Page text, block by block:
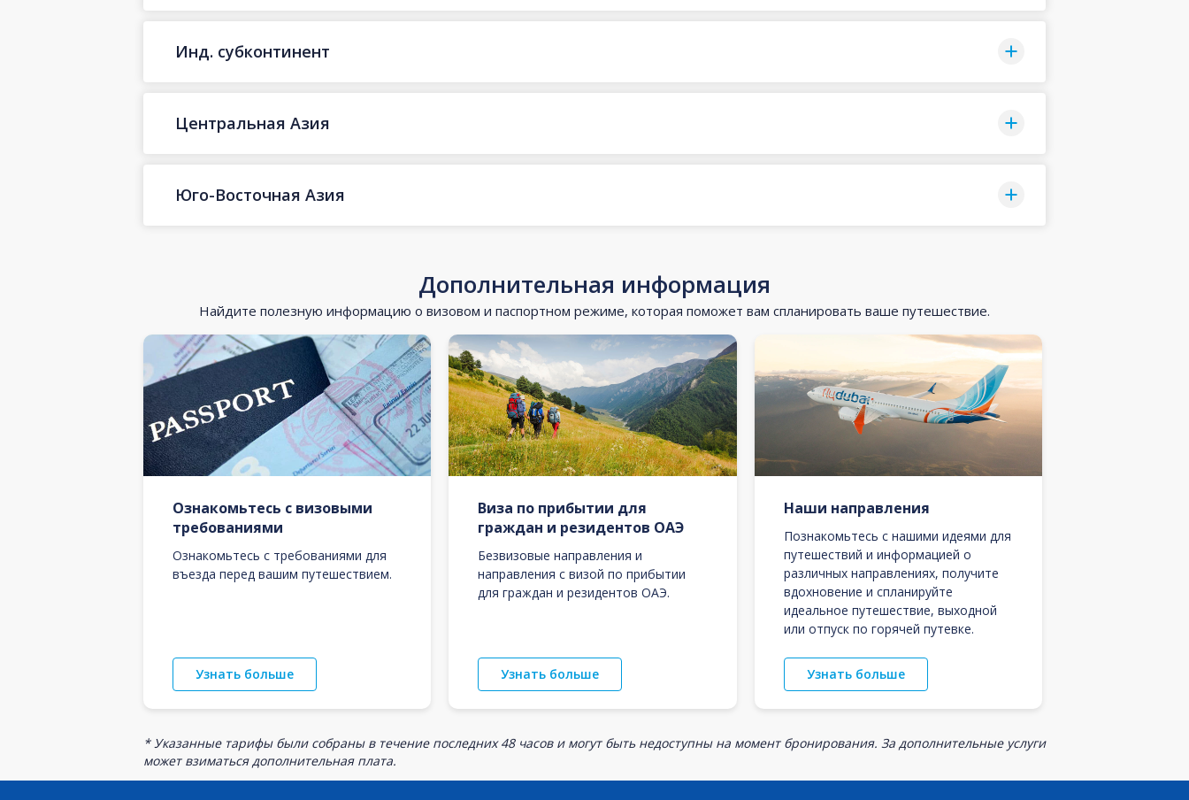
Инд. субконтинент
Центральная Азия
Юго-Восточная Азия
Дополнительная информация
Найдите полезную информацию о визовом и паспортном режиме, которая поможет вам спланировать ваше путешествие.
Ознакомьтесь с визовыми
требованиями
Ознакомьтесь с требованиями для
въезда перед вашим путешествием.
Узнать больше
Виза по прибытии для
граждан и резидентов ОАЭ
Безвизовые направления и
направления с визой по прибытии
для граждан и резидентов ОАЭ.
Узнать больше
Наши направления
Познакомьтесь с нашими идеями для
путешествий и информацией о
различных направлениях, получите
вдохновение и спланируйте
идеальное путешествие, выходной
или отпуск по горячей путевке.
Узнать больше
* Указанные тарифы были собраны в течение последних 48 часов и могут быть недоступны на момент бронирования. За дополнительные услуги
может взиматься дополнительная плата.